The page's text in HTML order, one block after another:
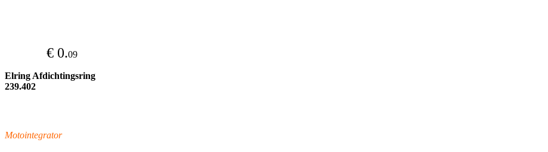
€ 0.09
Elring Afdichtingsring
239.402
Motointegrator